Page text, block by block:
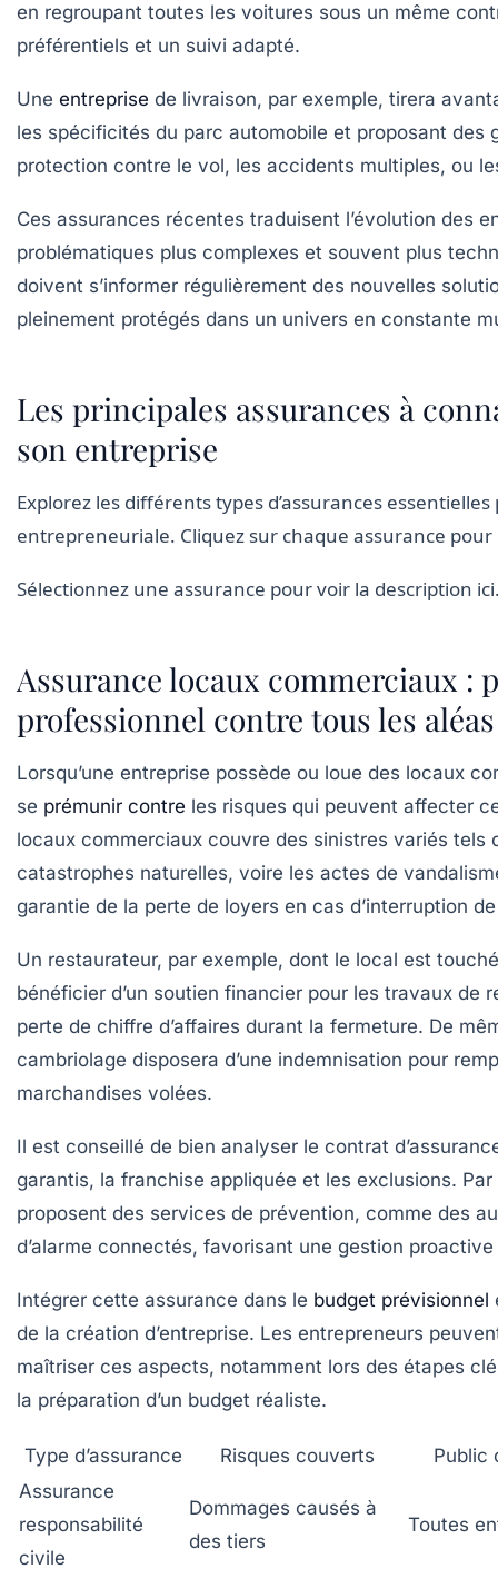
en regroupant toutes les voitures sous un même
préférentiels et un suivi adapté.
Une entreprise de livraison, par exemple, tirera
les spécificités du parc automobile et proposant des
protection contre le vol, les accidents multiples, ou
Ces assurances récentes traduisent l’évolution des
problématiques plus complexes et souvent plus
doivent s’informer régulièrement des nouvelles
pleinement protégés dans un univers en constante
Les principales assurances à
son entreprise
Explorez les différents types d’assurances
entrepreneuriale. Cliquez sur chaque assurance
Sélectionnez une assurance pour voir la description
Assurance locaux commerciaux :
professionnel contre tous les aléas
Lorsqu’une entreprise possède ou loue des locaux
se prémunir contre les risques qui peuvent affecter
locaux commerciaux couvre des sinistres variés tels
catastrophes naturelles, voire les actes de
garantie de la perte de loyers en cas d’interruption
Un restaurateur, par exemple, dont le local est
bénéficier d’un soutien financier pour les travaux de
perte de chiffre d’affaires durant la fermeture. De
cambriolage disposera d’une indemnisation pour
marchandises volées.
Il est conseillé de bien analyser le contrat
garantis, la franchise appliquée et les exclusions.
proposent des services de prévention, comme des
d’alarme connectés, favorisant une gestion
Intégrer cette assurance dans le budget prévisionnel
de la création d’entreprise. Les entrepreneurs
maîtriser ces aspects, notamment lors des étapes
la préparation d’un budget réaliste.
Type d’assurance Risques couverts
Public
Assurance
responsabilité
civile
Dommages causés à
des tiers
Toutes